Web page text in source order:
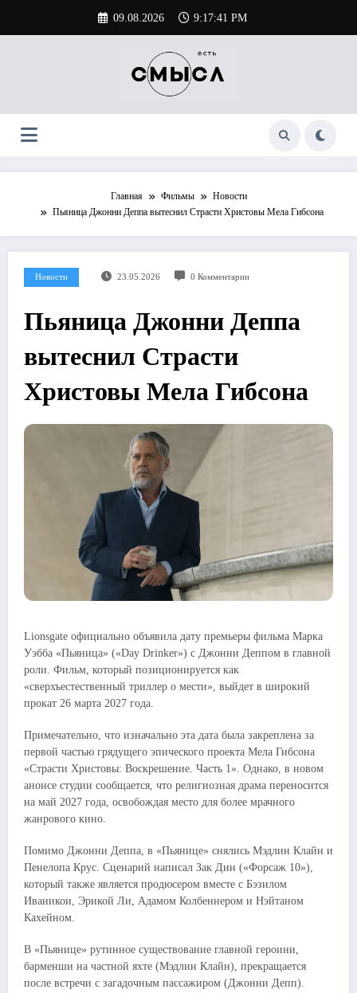
содержимому
09.08.2026 9:17:42 PM
Главная Фильмы
Новости
Пьяница Джонни Деппа вытеснил Страсти Христовы Мела Гибсона
Новости 23.05.2026 0 Комментарии
Пьяница Джонни Деппа
вытеснил Страсти
Христовы Мела Гибсона
Lionsgate официально объявила дату премьеры фильма Марка
Уэбба «Пьяница» («Day Drinker») с Джонни Деппом в главной
роли. Фильм, который позиционируется как
«сверхъестественный триллер о мести», выйдет в широкий
прокат 26 марта 2027 года.
Примечательно, что изначально эта дата была закреплена за
первой частью грядущего эпического проекта Мела Гибсона
«Страсти Христовы: Воскрешение. Часть 1». Однако, в новом
анонсе студии сообщается, что религиозная драма переносится
на май 2027 года, освобождая место для более мрачного
жанрового кино.
Помимо Джонни Деппа, в «Пьянице» снялись Мэдлин Клайн и
Пенелопа Крус. Сценарий написал Зак Дин («Форсаж 10»),
который также является продюсером вместе с Бэзилом
Иваникои, Эрикой Ли, Адамом Колбеннером и Нэйтаном
Кахейном.
В «Пьянице» рутинное существование главной героини,
барменши на частной яхте (Мэдлин Клайн), прекращается
после встречи с загадочным пассажиром (Джонни Депп).